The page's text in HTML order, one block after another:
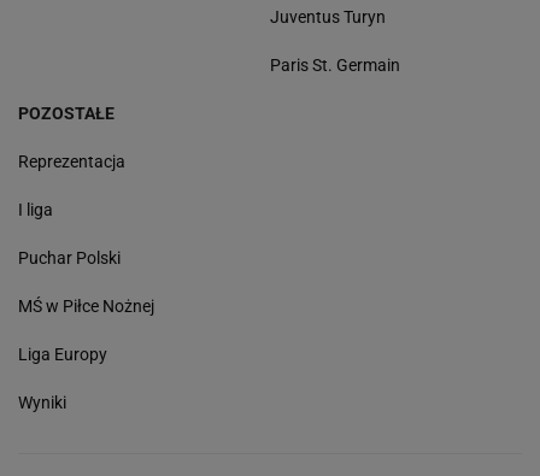
Juventus Turyn
Paris St. Germain
POZOSTAŁE
Reprezentacja
I liga
Puchar Polski
MŚ w Piłce Nożnej
Liga Europy
Wyniki